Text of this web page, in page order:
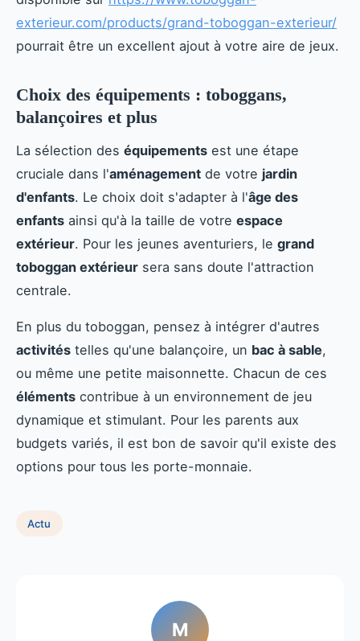
exterieur.com/products/grand-toboggan-exterieur/
pourrait être un excellent ajout à votre aire de jeux.
Choix des équipements : toboggans,
balançoires et plus
La sélection des équipements est une étape
cruciale dans l'aménagement de votre jardin
d'enfants. Le choix doit s'adapter à l'âge des
enfants ainsi qu'à la taille de votre espace
extérieur. Pour les jeunes aventuriers, le grand
toboggan extérieur sera sans doute l'attraction
centrale.
En plus du toboggan, pensez à intégrer d'autres
activités telles qu'une balançoire, un bac à sable,
ou même une petite maisonnette. Chacun de ces
éléments contribue à un environnement de jeu
dynamique et stimulant. Pour les parents aux
budgets variés, il est bon de savoir qu'il existe des
options pour tous les porte-monnaie.
Actu
M